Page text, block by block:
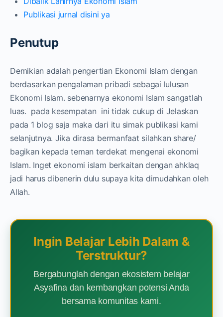
Publikasi jurnal disini ya
Penutup
Demikian adalah pengertian Ekonomi Islam dengan
berdasarkan pengalaman pribadi sebagai lulusan
Ekonomi Islam. sebenarnya ekonomi Islam sangatlah
luas. pada kesempatan ini tidak cukup di Jelaskan
pada 1 blog saja maka dari itu simak publikasi kami
selanjutnya. Jika dirasa bermanfaat silahkan share/
bagikan kepada teman terdekat mengenai ekonomi
Islam. Inget ekonomi islam berkaitan dengan ahklaq
jadi harus dibenerin dulu supaya kita dimudahkan oleh
Allah.
Ingin Belajar Lebih Dalam &
Terstruktur?
Bergabunglah dengan ekosistem belajar
Asyafina dan kembangkan potensi Anda
bersama komunitas kami.